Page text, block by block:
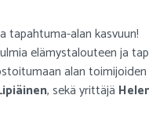
tapahtuma-alan kasvuun!
elämystalouteen ja
alan
, sekä yrittäjä